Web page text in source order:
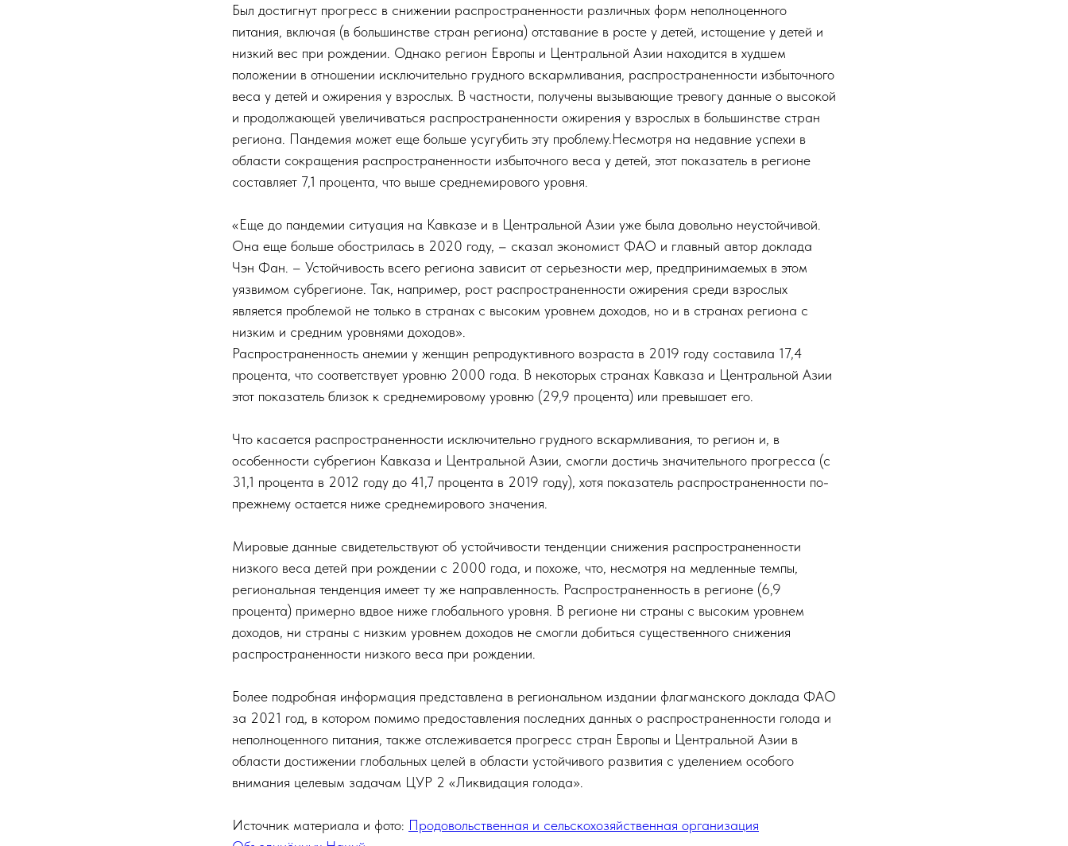
Был достигнут прогресс в снижении распространенности различных форм неполноценного
питания, включая (в большинстве стран региона) отставание в росте у детей, истощение у детей и
низкий вес при рождении. Однако регион Европы и Центральной Азии находится в худшем
положении в отношении исключительно грудного вскармливания, распространенности избыточного
веса у детей и ожирения у взрослых. В частности, получены вызывающие тревогу данные о высокой
и продолжающей увеличиваться распространенности ожирения у взрослых в большинстве стран
региона. Пандемия может еще больше усугубить эту проблему.Несмотря на недавние успехи в
области сокращения распространенности избыточного веса у детей, этот показатель в регионе
составляет 7,1 процента, что выше среднемирового уровня.
«Еще до пандемии ситуация на Кавказе и в Центральной Азии уже была довольно неустойчивой.
Она еще больше обострилась в 2020 году, – сказал экономист ФАО и главный автор доклада
Чэн Фан. – Устойчивость всего региона зависит от серьезности мер, предпринимаемых в этом
уязвимом субрегионе. Так, например, рост распространенности ожирения среди взрослых
является проблемой не только в странах с высоким уровнем доходов, но и в странах региона с
низким и средним уровнями доходов».
Распространенность анемии у женщин репродуктивного возраста в 2019 году составила 17,4
процента, что соответствует уровню 2000 года. В некоторых странах Кавказа и Центральной Азии
этот показатель близок к среднемировому уровню (29,9 процента) или превышает его.
Что касается распространенности исключительно грудного вскармливания, то регион и, в
особенности субрегион Кавказа и Центральной Азии, смогли достичь значительного прогресса (с
31,1 процента в 2012 году до 41,7 процента в 2019 году), хотя показатель распространенности по-
прежнему остается ниже среднемирового значения.
Мировые данные свидетельствуют об устойчивости тенденции снижения распространенности
низкого веса детей при рождении с 2000 года, и похоже, что, несмотря на медленные темпы,
региональная тенденция имеет ту же направленность. Распространенность в регионе (6,9
процента) примерно вдвое ниже глобального уровня. В регионе ни страны с высоким уровнем
доходов, ни страны с низким уровнем доходов не смогли добиться существенного снижения
распространенности низкого веса при рождении.
Более подробная информация представлена в региональном издании флагманского доклада ФАО
за 2021 год, в котором помимо предоставления последних данных о распространенности голода и
неполноценного питания, также отслеживается прогресс стран Европы и Центральной Азии в
области достижении глобальных целей в области устойчивого развития с уделением особого
внимания целевым задачам ЦУР 2 «Ликвидация голода».
Источник материала и фото: Продовольственная и сельскохозяйственная организация